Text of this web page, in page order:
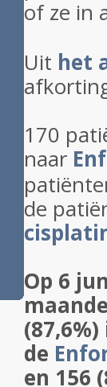
of ze in
Uit het
170
naar
de
Op 6
(87,6%)
de
en 156